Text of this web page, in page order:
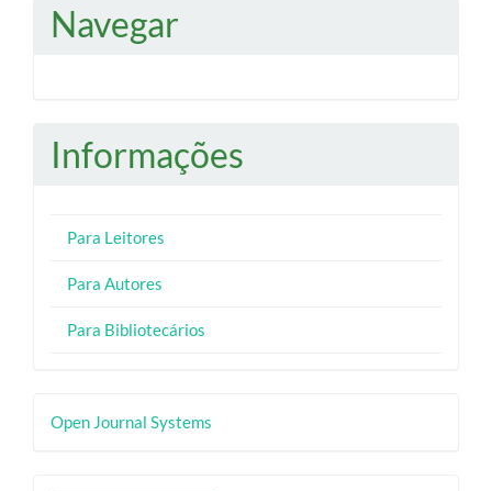
Navegar
Informações
Para Leitores
Para Autores
Para Bibliotecários
Desenvolvido
Open Journal Systems